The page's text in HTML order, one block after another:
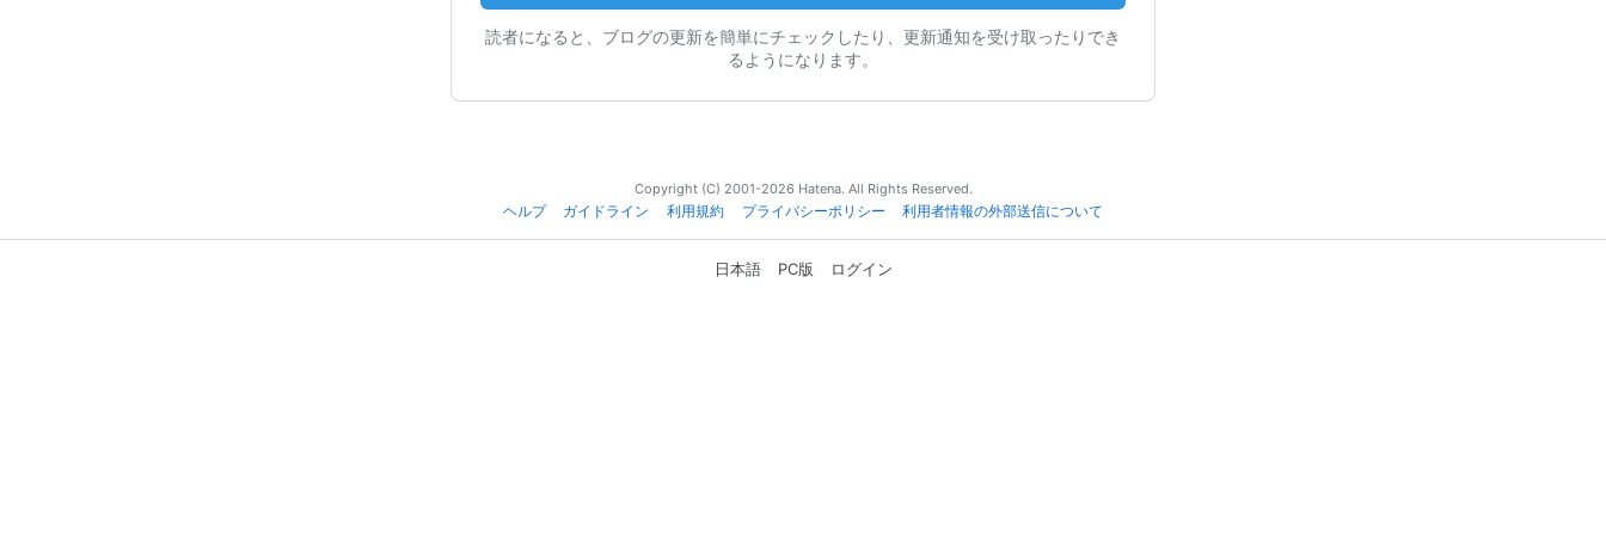
読者になると、ブログの更新を簡単にチェックしたり、更新通知を受け取ったりでき
るようになります。
Copyright (C) 2001-2026 Hatena. All Rights Reserved.
ヘルプ
ガイドライン 利用規約 プライバシーポリシー 利用者情報の外部送信について
日本語 PC版 ログイン